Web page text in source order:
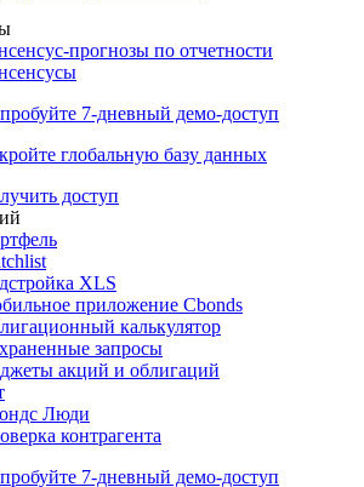
индексов Cbonds
7-дневный
глобальную базу данных
доступ
XLS
приложение Cbonds
калькулятор
запросы